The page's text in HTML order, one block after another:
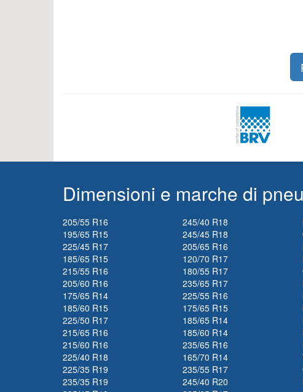
Dimensioni e marche di
205/55 R16
195/65 R15
225/45 R17
185/65 R15
215/55 R16
205/60 R16
175/65 R14
185/60 R15
225/50 R17
215/65 R16
215/60 R16
225/40 R18
225/35 R19
235/35 R19
245/40 R18
245/45 R18
205/65 R16
120/70 R17
180/55 R17
235/65 R17
225/55 R16
175/65 R15
185/65 R14
185/60 R14
235/65 R16
165/70 R14
235/55 R17
245/40 R20